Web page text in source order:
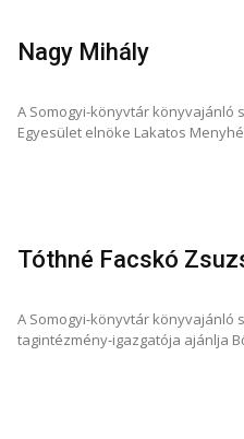
Nagy Mihály
A Somogyi-könyvtár könyvajánló
Egyesület elnöke Lakatos
Tóthné Facskó
A Somogyi-könyvtár könyvajánló
tagintézmény-igazgatója ajánlja